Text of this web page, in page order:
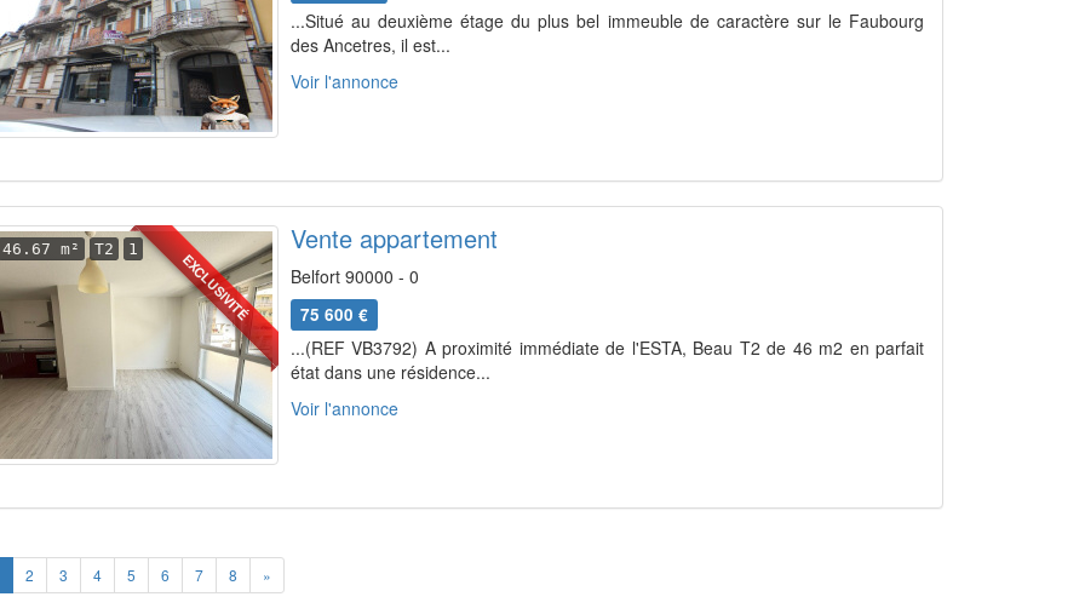
...Situé au deuxième étage du plus bel immeuble de caractère sur le Faubourg
des Ancetres, il est...
Voir l'annonce
EXCLUSIVITÉ
46.67 m² T2 1 Vente appartement
Belfort 90000 - 0
75 600 €
...(REF VB3792) A proximité immédiate de l'ESTA, Beau T2 de 46 m2 en parfait
état dans une résidence...
Voir l'annonce
2 3 4 5 6 7 8 »